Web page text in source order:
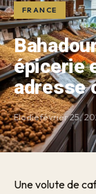
FRANCE
épicerie
adresse
Elodiefévrier 25,
Une volute de